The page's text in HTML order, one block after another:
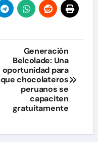
Generación
Belcolade: Una
oportunidad para
que chocolateros
peruanos se
capaciten
gratuitamente